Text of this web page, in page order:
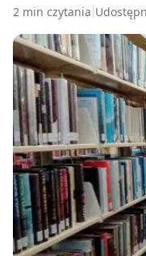
2 min czytania